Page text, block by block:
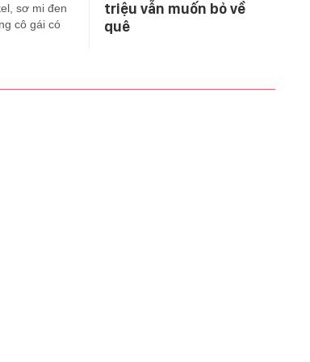
sơ mi đen
cô gái có
triệu vẫn muốn bỏ về
quê